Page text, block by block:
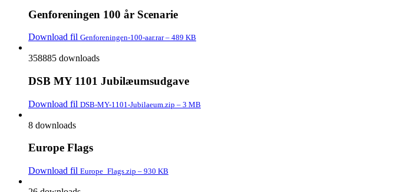
Genforeningen 100 år Scenarie
Download fil Genforeningen-100-aar.rar – 489 KB
358885 downloads
DSB MY 1101 Jubilæumsudgave
Download fil DSB-MY-1101-Jubilaeum.zip – 3 MB
8 downloads
Europe Flags
Download fil Europe_Flags.zip – 930 KB